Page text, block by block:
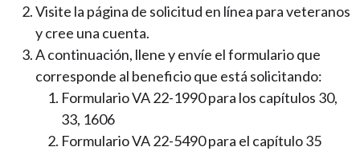
Visite la página de solicitud en línea para veteranos
y cree una cuenta.
A continuación, llene y envíe el formulario que
corresponde al beneficio que está solicitando:
Formulario VA 22-1990 para los capítulos 30,
33, 1606
Formulario VA 22-5490 para el capítulo 35